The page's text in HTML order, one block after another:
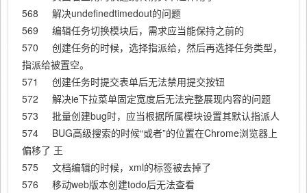
568 解决undefinedtimedout的问题
569 编辑任务切换模块后，需求应当能保持之前的
570 创建任务的时候，选择指派给，然后再选择任务类型，
指派给被置空。
571 创建任务时提交表单后无法禁用提交按钮
572 解决ie下拉菜单固定宽度后无法完整展现内容的问题
573 批量创建bug时，应当根据所属模块设置其默认指派人
574 BUG高级搜索的时候“或者”的位置在Chrome浏览器上
偏移了 王
575 文档编辑的时候，xml的标签被去掉了
576 移动web版本创建todo后无法查看